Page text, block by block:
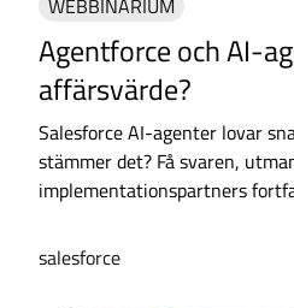
WEBBINARIUM
Agentforce och AI-
affärsvärde?
Salesforce AI-agenter lovar
stämmer det? Få svaren,
implementationspartners
salesforce